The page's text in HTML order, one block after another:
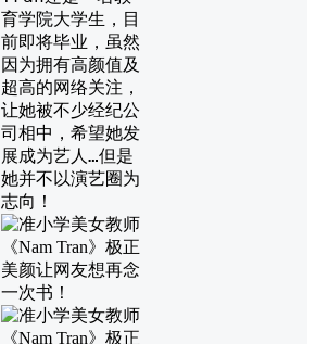
育学院大学生，目
前即将毕业，虽然
因为拥有高颜值及
超高的网络关注，
让她被不少经纪公
司相中，希望她发
展成为艺人…但是
她并不以演艺圈为
志向！